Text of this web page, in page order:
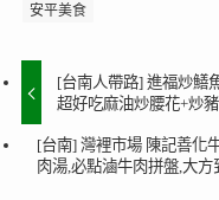
安平美食
[台南人帶路] 進福炒鱔
超好吃麻油炒腰花+炒
[台南] 灣裡市場 陳記善化
肉湯,必點滷牛肉拼盤,大方